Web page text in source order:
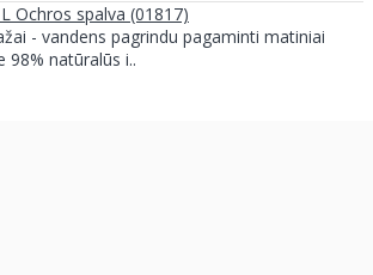
Ochros spalva (01817)
- vandens pagrindu pagaminti matiniai
98% natūralūs i..